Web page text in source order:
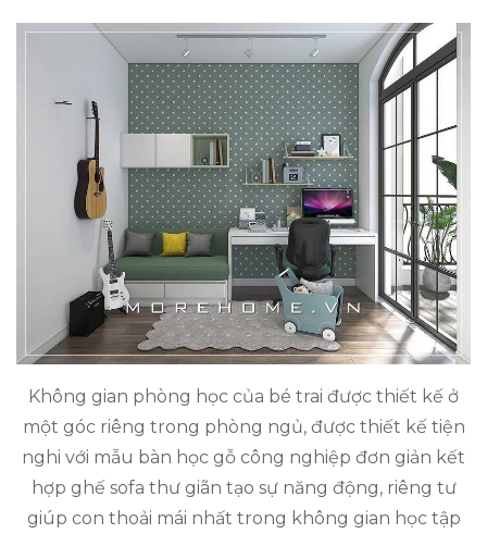
Không gian phòng học của bé trai được thiết kế ở
một góc riêng trong phòng ngủ, được thiết kế tiện
nghi với mẫu bàn học gỗ công nghiệp đơn giản kết
hợp ghế sofa thư giãn tạo sự năng động, riêng tư
giúp con thoải mái nhất trong không gian học tập